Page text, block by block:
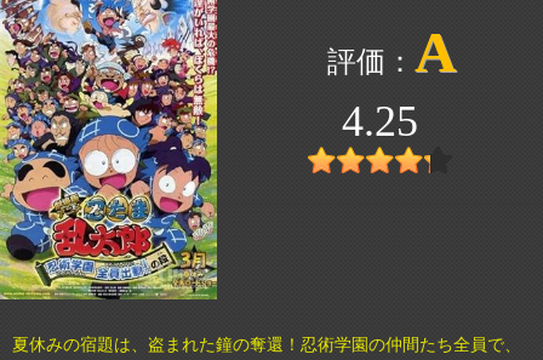
A
4.25
夏休みの宿題は、盗まれた鐘の奪還！忍術学園の仲間たち全員で、